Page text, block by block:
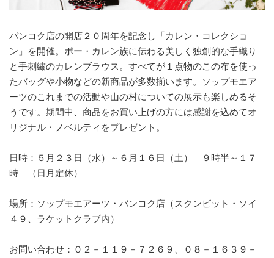
バンコク店の開店２０周年を記念し「カレン・コレクショ
ン」を開催。ポー・カレン族に伝わる美しく独創的な手織り
と手刺繍のカレンブラウス。すべてが１点物のこの布を使っ
たバッグや小物などの新商品が多数揃います。ソップモエア
ーツのこれまでの活動や山の村についての展示も楽しめるそ
うです。期間中、商品をお買い上げの方には感謝を込めてオ
リジナル・ノベルティをプレゼント。
日時：５月２３日（水）～６月１６日（土） ９時半～１７
時 （日月定休）
場所：ソップモエアーツ・バンコク店（スクンビット・ソイ
４９、ラケットクラブ内）
お問い合わせ：０２－１１９－７２６９、０８－１６３９－